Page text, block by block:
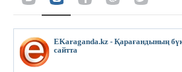
EKaraganda.kz - Қарағандының
сайтта